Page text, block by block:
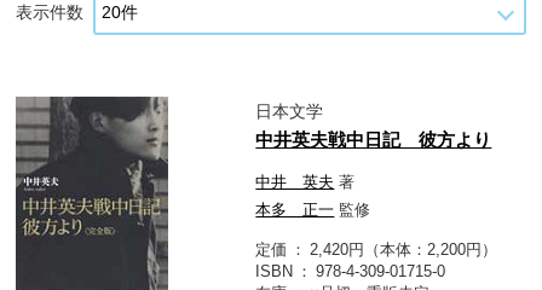
表示件数
日本文学
中井英夫戦中日記 彼方より
中井 英夫 著
本多 正一 監修
定価
2,420円（本体：2,200円）
ISBN
978-4-309-01715-0